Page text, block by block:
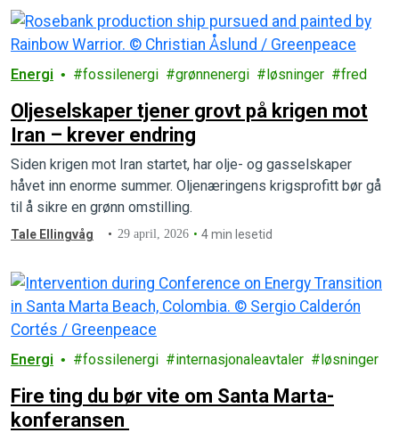
Energi fossilenergi grønnenergi løsninger fred
Oljeselskaper tjener grovt på krigen mot
Iran – krever endring
Siden krigen mot Iran startet, har olje- og gasselskaper
håvet inn enorme summer. Oljenæringens krigsprofitt bør gå
til å sikre en grønn omstilling.
Tale Ellingvåg 29 april, 2026 4 min lesetid
Energi fossilenergi internasjonaleavtaler løsninger
Fire ting du bør vite om Santa Marta-
konferansen